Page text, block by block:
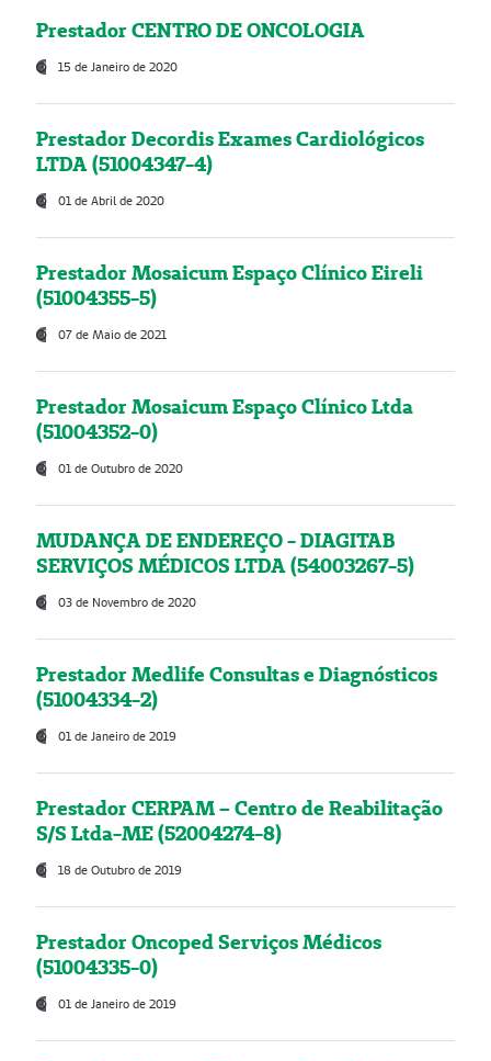
Prestador CENTRO DE ONCOLOGIA
15 de Janeiro de 2020
Prestador Decordis Exames Cardiológicos
LTDA (51004347-4)
01 de Abril de 2020
Prestador Mosaicum Espaço Clínico Eireli
(51004355-5)
07 de Maio de 2021
Prestador Mosaicum Espaço Clínico Ltda
(51004352-0)
01 de Outubro de 2020
MUDANÇA DE ENDEREÇO - DIAGITAB
SERVIÇOS MÉDICOS LTDA (54003267-5)
03 de Novembro de 2020
Prestador Medlife Consultas e Diagnósticos
(51004334-2)
01 de Janeiro de 2019
Prestador CERPAM – Centro de Reabilitação
S/S Ltda-ME (52004274-8)
18 de Outubro de 2019
Prestador Oncoped Serviços Médicos
(51004335-0)
01 de Janeiro de 2019